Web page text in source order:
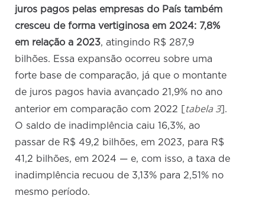
juros pagos pelas empresas do País também
cresceu de forma vertiginosa em 2024: 7,8%
em relação a 2023, atingindo R$ 287,9
bilhões. Essa expansão ocorreu sobre uma
forte base de comparação, já que o montante
de juros pagos havia avançado 21,9% no ano
anterior em comparação com 2022 [
tabela 3].
O saldo de inadimplência caiu 16,3%, ao
passar de R$ 49,2 bilhões, em 2023, para R$
41,2 bilhões, em 2024 — e, com isso, a taxa de
inadimplência recuou de 3,13% para 2,51% no
mesmo período.